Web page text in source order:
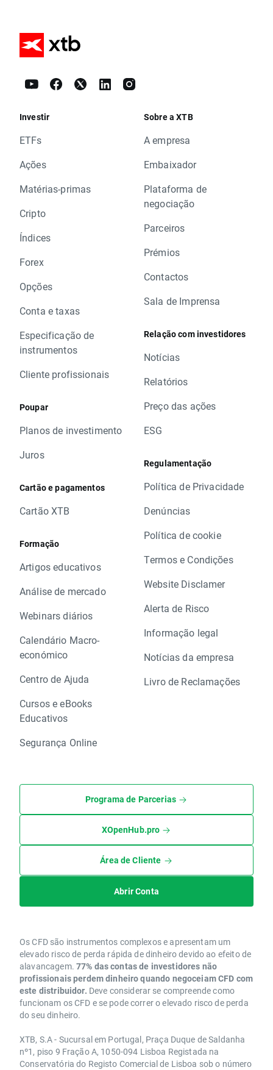
Investir
ETFs
Ações
Matérias-primas
Cripto
Índices
Forex
Opções
Conta e taxas
Especificação de
instrumentos
Cliente profissionais
Poupar
Planos de investimento
Juros
Cartão e pagamentos
Cartão XTB
Formação
Artigos educativos
Análise de mercado
Webinars diários
Calendário Macro-
económico
Centro de Ajuda
Cursos e eBooks
Educativos
Segurança Online
Sobre a XTB
A empresa
Embaixador
Plataforma de
negociação
Parceiros
Prémios
Contactos
Sala de Imprensa
Relação com investidores
Notícias
Relatórios
Preço das ações
ESG
Regulamentação
Política de Privacidade
Denúncias
Política de cookie
Termos e Condições
Website Disclamer
Alerta de Risco
Informação legal
Notícias da empresa
Livro de Reclamações
Programa de Parcerias
XOpenHub.pro
Área de Cliente
Abrir Conta
Os CFD são instrumentos complexos e apresentam um
elevado risco de perda rápida de dinheiro devido ao efeito de
alavancagem. 77% das contas de investidores não
profissionais perdem dinheiro quando negoceiam CFD com
este distribuidor. Deve considerar se compreende como
funcionam os CFD e se pode correr o elevado risco de perda
do seu dinheiro.
XTB, S.A - Sucursal em Portugal, Praça Duque de Saldanha
nº1, piso 9 Fração A, 1050-094 Lisboa Registada na
Conservatória do Registo Comercial de Lisboa sob o número